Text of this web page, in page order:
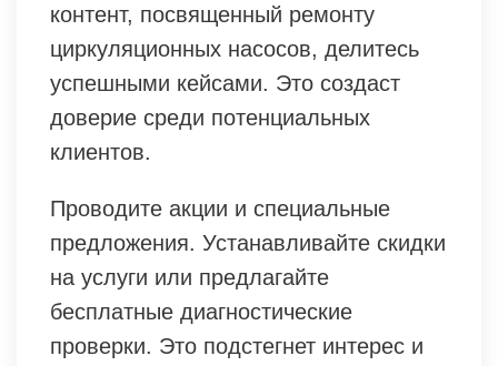
контент, посвященный ремонту
циркуляционных насосов, делитесь
успешными кейсами. Это создаст
доверие среди потенциальных
клиентов.
Проводите акции и специальные
предложения. Устанавливайте скидки
на услуги или предлагайте
бесплатные диагностические
проверки. Это подстегнет интерес и